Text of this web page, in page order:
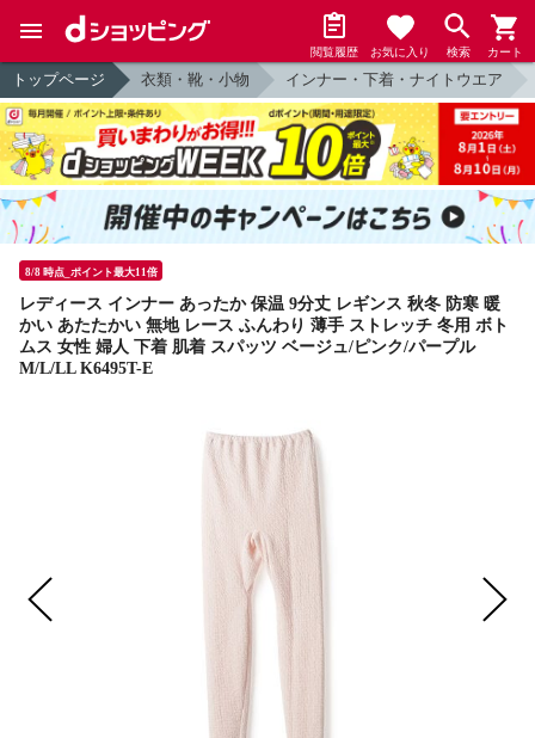
閲覧履歴 お気に入り 検索 カート
トップページ 衣類・靴・小物 インナー・下着・ナイトウエア
8/8 時点_ポイント最大11倍
レディース インナー あったか 保温 9分丈 レギンス 秋冬 防寒 暖
かい あたたかい 無地 レース ふんわり 薄手 ストレッチ 冬用 ボト
ムス 女性 婦人 下着 肌着 スパッツ ベージュ/ピンク/パープル
M/L/LL K6495T-E